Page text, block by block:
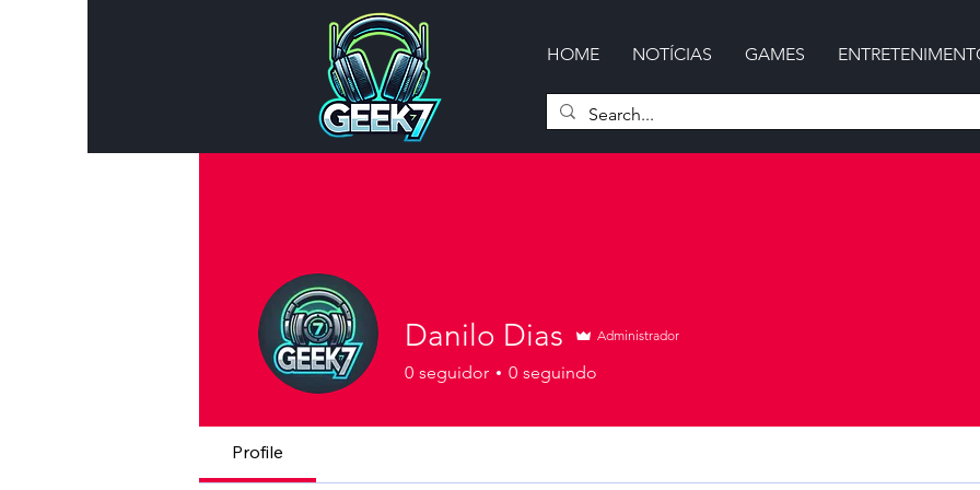
HOME NOTÍCIAS GAMES
Danilo Dias Administrador
0 seguidor 0 seguindo
Profile